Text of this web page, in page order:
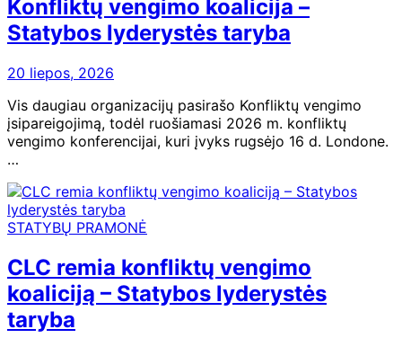
Konfliktų vengimo koalicija –
Statybos lyderystės taryba
20 liepos, 2026
Vis daugiau organizacijų pasirašo Konfliktų vengimo
įsipareigojimą, todėl ruošiamasi 2026 m. konfliktų
vengimo konferencijai, kuri įvyks rugsėjo 16 d. Londone.
…
STATYBŲ PRAMONĖ
CLC remia konfliktų vengimo
koaliciją – Statybos lyderystės
taryba